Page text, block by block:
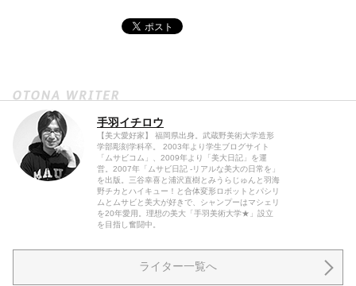
手羽イチロウ
【美大愛好家】 福岡県出身。武蔵野美術大学造形
学部彫刻学科卒。 2003年より学生ブログサイト
「ムサビコム」、2009年より「美大日記」を運
営。2007年「ムサビ日記 -リアルな美大の日常を」
を出版。三谷幸喜と浦沢直樹とみうらじゅんと羽海
野チカとハイキュー！と合体変形ロボットとパシリ
ムとムサビと美大が好きで、シャンプーはマシェリ
を20年愛用。理想の美大「手羽美術大学★」設立
を目指し奮闘中。
ライター一覧へ